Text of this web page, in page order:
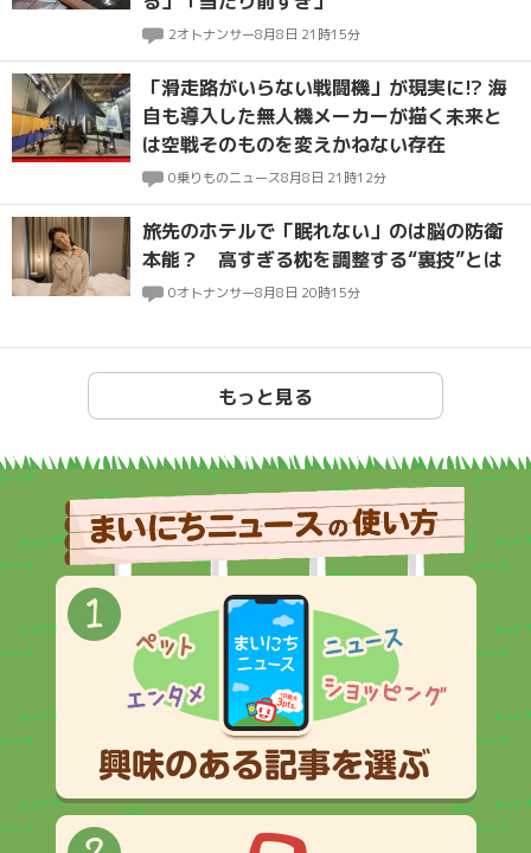
2オトナンサー8月8日 21時15分
「滑走路がいらない戦闘機」が現実に!? 海
自も導入した無人機メーカーが描く未来と
は空戦そのものを変えかねない存在
0乗りものニュース8月8日 21時12分
旅先のホテルで「眠れない」のは脳の防衛
本能？ 高すぎる枕を調整する“裏技”とは
0オトナンサー8月8日 20時15分
もっと見る